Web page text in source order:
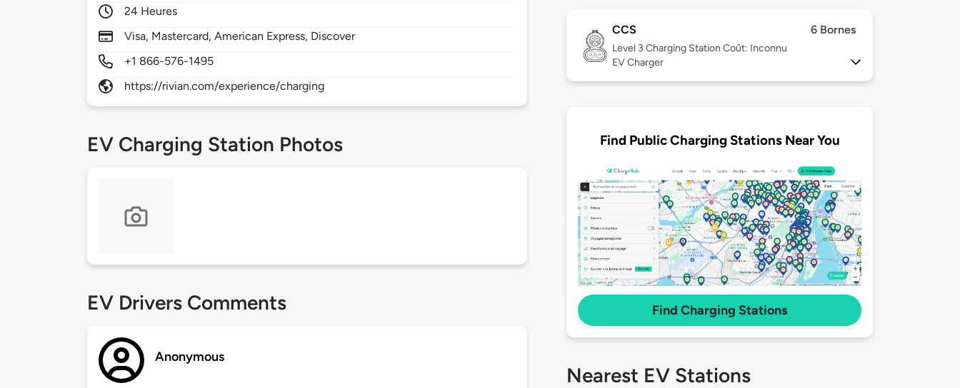
24 Heures
Visa, Mastercard, American Express, Discover
+1 866-576-1495
https://rivian.com/experience/charging
EV Charging Station Photos
EV Drivers Comments
Anonymous
CCS 6 Bornes
Level 3 Charging Station Coût: Inconnu
EV Charger
Find Public Charging Stations Near You
Find Charging Stations
Nearest EV Stations